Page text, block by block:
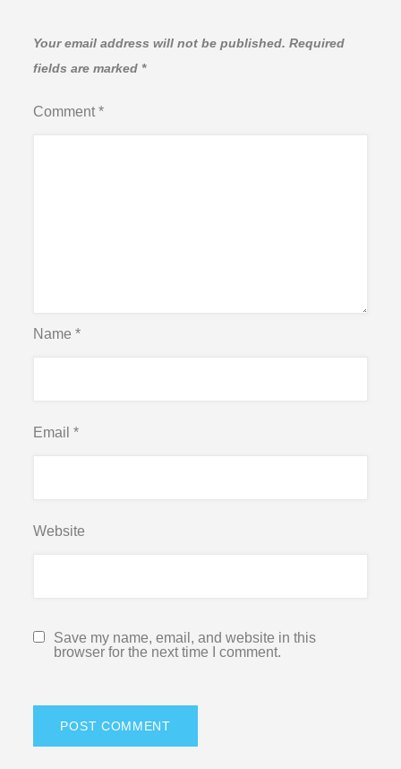
Your email address will not be published. Required
fields are marked *
Comment*
Name*
Email*
Website
Save my name, email, and website in this
browser for the next time I comment.